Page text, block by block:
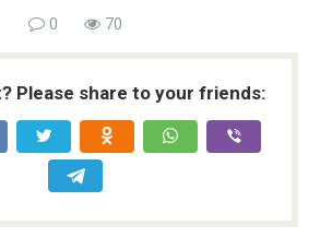
0 70
Please share to your friends: